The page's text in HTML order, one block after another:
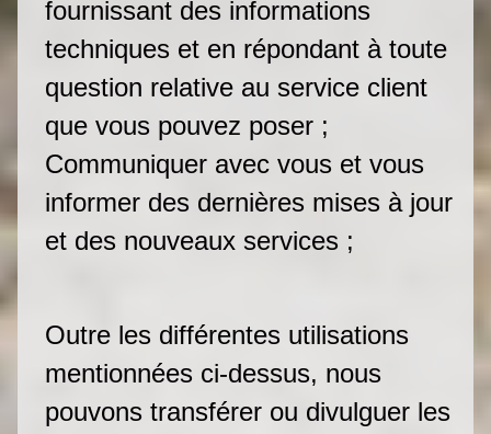
fournissant des informations
techniques et en répondant à toute
question relative au service client
que vous pouvez poser ;
Communiquer avec vous et vous
informer des dernières mises à jour
et des nouveaux services ;
Outre les différentes utilisations
mentionnées ci-dessus, nous
pouvons transférer ou divulguer les